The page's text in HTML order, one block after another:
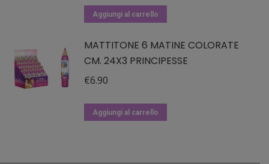
Aggiungi al carrello
MATTITONE 6 MATINE COLORATE
CM. 24X3 PRINCIPESSE
€6.90
Aggiungi al carrello